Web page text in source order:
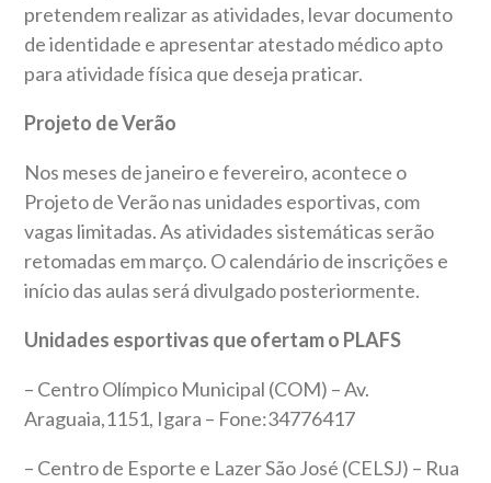
pretendem realizar as atividades, levar documento
de identidade e apresentar atestado médico apto
para atividade física que deseja praticar.
Projeto de Verão
Nos meses de janeiro e fevereiro, acontece o
Projeto de Verão nas unidades esportivas, com
vagas limitadas. As atividades sistemáticas serão
retomadas em março. O calendário de inscrições e
início das aulas será divulgado posteriormente.
Unidades esportivas que ofertam o PLAFS
– Centro Olímpico Municipal (COM) – Av.
Araguaia,1151, Igara – Fone:34776417
– Centro de Esporte e Lazer São José (CELSJ) – Rua